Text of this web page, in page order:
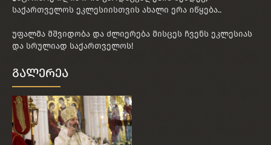
საქართველოს ეკლესიისთვის ახალი ერა იწყება..
უფალმა მშვიდობა და ძლიერება მისცეს ჩვენს ეკლესიას
და სრულიად საქართველოს!
გალერეა